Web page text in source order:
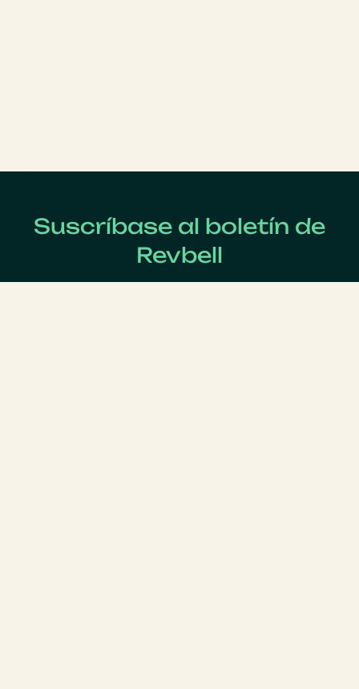
Suscríbase al boletín de
Revbell